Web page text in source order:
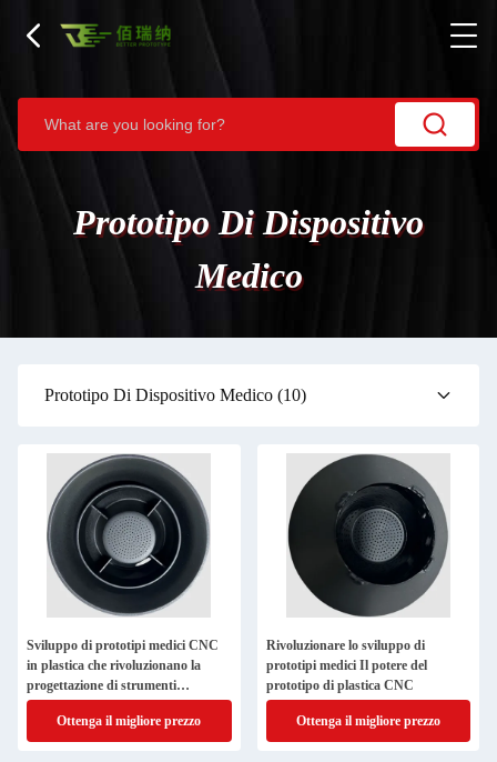
Prototipo Di Dispositivo
Medico
Prototipo Di Dispositivo Medico (10)
Sviluppo di prototipi medici CNC
in plastica che rivoluzionano la
progettazione di strumenti
chirurgici
Ottenga il migliore prezzo
Rivoluzionare lo sviluppo di
prototipi medici Il potere del
prototipo di plastica CNC
Ottenga il migliore prezzo